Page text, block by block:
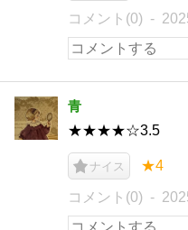
コメント(0)
青
★★★★☆3.5
ナイス ★4
コメント(0)